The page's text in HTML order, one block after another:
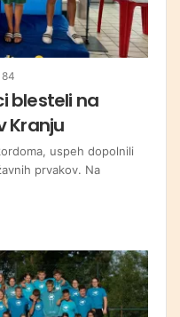
84
blesteli na
Kranju
uspeh dopolnili
prvakov. Na